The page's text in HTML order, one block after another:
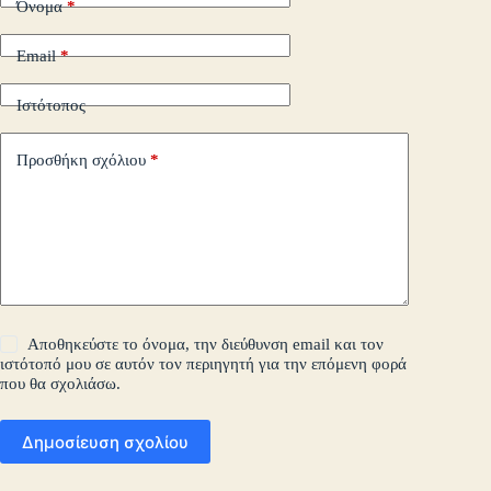
Όνομα*
Email*
Ιστότοπος
Προσθήκη σχόλιου *
Αποθηκεύστε το όνομα, την διεύθυνση email και τον
ιστότοπό μου σε αυτόν τον περιηγητή για την επόμενη φορά
που θα σχολιάσω.
Δημοσίευση σχολίου